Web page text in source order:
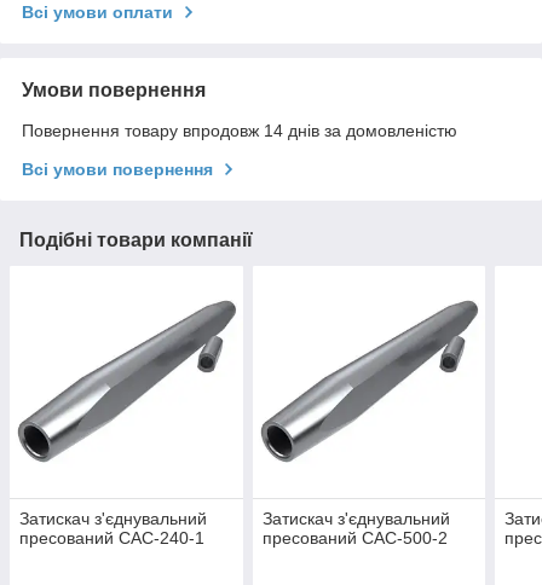
Всі умови оплати
Умови повернення
Повернення товару впродовж 14 днів за домовленістю
Всі умови повернення
Подібні товари компанії
Затискач з'єднувальний
пресований САС-240-1
Затискач з'єднувальний
пресований САС-500-2